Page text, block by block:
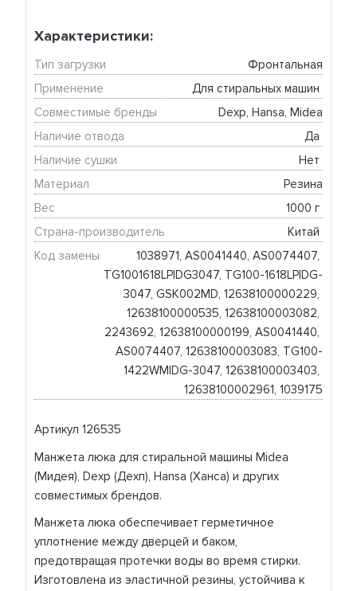
Артикул 126535
Манжета люка для стиральной машины Midea
(Мидея), Dexp (Дехп), Hansa (Ханса) и других
совместимых брендов.
Манжета люка обеспечивает герметичное
уплотнение между дверцей и баком,
предотвращая протечки воды во время стирки.
Изготовлена из эластичной резины, устойчива к
Характеристики:
Тип загрузки
Фронтальная
Применение
Для стиральных машин
Совместимые бренды
Dexp, Hansa, Midea
Наличие отвода
Да
Наличие сушки
Нет
Материал
Резина
Вес
1000 г
Страна-производитель
Китай
Код замены
1038971, AS0041440, AS0074407,
TG1001618LPIDG3047, TG100-1618LPIDG-
3047, GSK002MD, 12638100000229,
12638100000535, 12638100003082,
2243692, 12638100000199, AS0041440,
AS0074407, 12638100003083, TG100-
1422WMIDG-3047, 12638100003403,
12638100002961, 1039175